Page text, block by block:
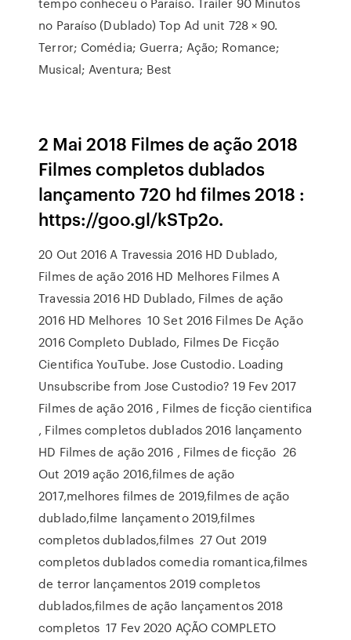
no Paraíso (Dublado) Top Ad unit 728 × 90.
Terror; Comédia; Guerra; Ação; Romance;
Musical; Aventura; Best
2 Mai 2018 Filmes de ação 2018
Filmes completos dublados
lançamento 720 hd filmes 2018 :
https://goo.gl/kSTp2o.
20 Out 2016 A Travessia 2016 HD Dublado,
Filmes de ação 2016 HD Melhores Filmes A
Travessia 2016 HD Dublado, Filmes de ação
2016 HD Melhores 10 Set 2016 Filmes De Ação
2016 Completo Dublado, Filmes De Ficção
Cientifica YouTube. Jose Custodio. Loading
Unsubscribe from Jose Custodio? 19 Fev 2017
Filmes de ação 2016 , Filmes de ficção cientifica
, Filmes completos dublados 2016 lançamento
HD Filmes de ação 2016 , Filmes de ficção 26
Out 2019 ação 2016,filmes de ação
2017,melhores filmes de 2019,filmes de ação
dublado,filme lançamento 2019,filmes
completos dublados,filmes 27 Out 2019
completos dublados comedia romantica,filmes
de terror lançamentos 2019 completos
dublados,filmes de ação lançamentos 2018
completos 17 Fev 2020 AÇÃO COMPLETO